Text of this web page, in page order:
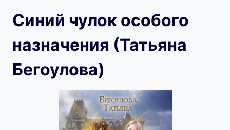
Синий чулок особого
назначения (Татьяна
Бегоулова)